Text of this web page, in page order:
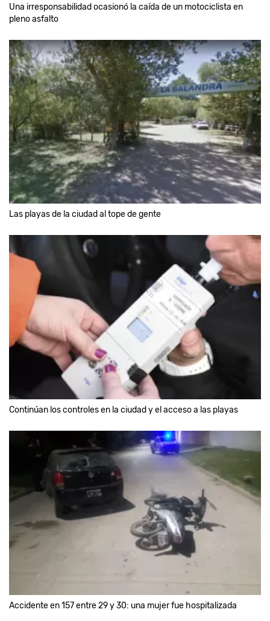
Una irresponsabilidad ocasionó la caída de un motociclista en
pleno asfalto
Las playas de la ciudad al tope de gente
Continúan los controles en la ciudad y el acceso a las playas
Accidente en 157 entre 29 y 30: una mujer fue hospitalizada